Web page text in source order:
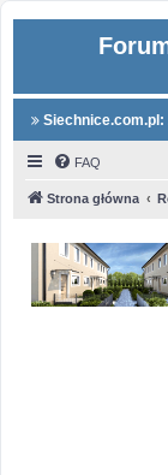
Siechnice.com.pl:
FAQ
Strona główna